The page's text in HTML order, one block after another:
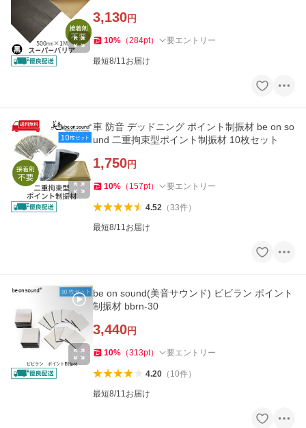
3,130円
10% （284pt） 要エントリー
最短8/11お届け
車 防音 デッドニング ポイント制振材 be on so
und 二重拘束型ポイント制振材 10枚セット
1,750円
10% （ 157pt） 要エントリー
4.52（33件）
最短8/11お届け
be on sound(美音サウンド) ビビラン ポイント
制振材 bbrn-30
3,440円
10% （313pt） 要エントリー
4.20（ 10件）
最短8/11お届け